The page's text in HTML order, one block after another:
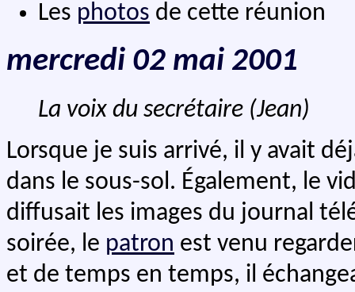
Les photos de cette réunion
mercredi 02 mai 2001
La voix du secrétaire (Jean)
Lorsque je suis arrivé, il y avait
dans le sous-sol. Également, le
diffusait les images du journal
soirée, le patron est venu
et de temps en temps, il